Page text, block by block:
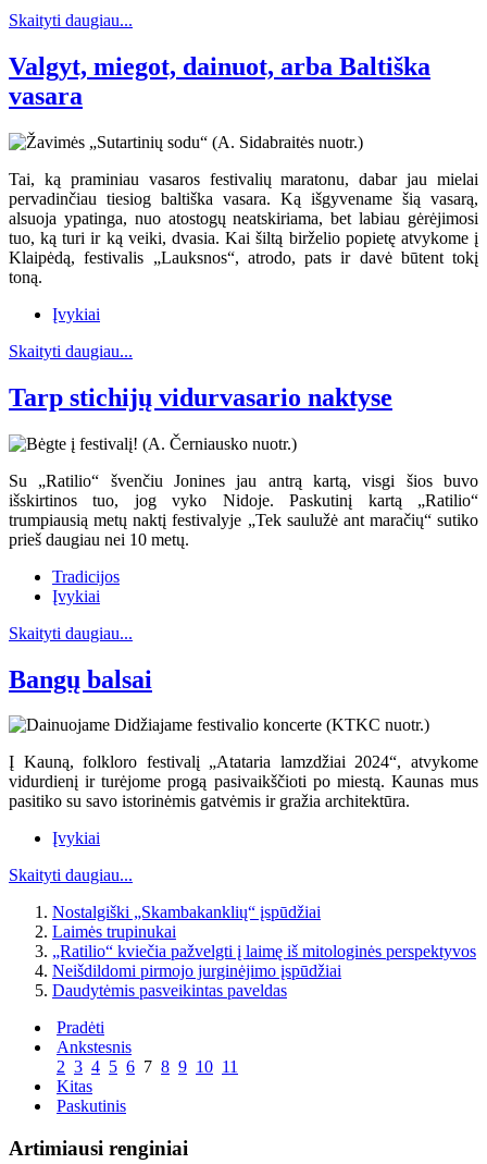
Skaityti daugiau...
Valgyt, miegot, dainuot, arba Baltiška
vasara
Tai, ką praminiau vasaros festivalių maratonu, dabar jau mielai
pervadinčiau tiesiog baltiška vasara. Ką išgyvename šią vasarą,
alsuoja ypatinga, nuo atostogų neatskiriama, bet labiau gėrėjimosi
tuo, ką turi ir ką veiki, dvasia. Kai šiltą birželio popietę atvykome į
Klaipėdą, festivalis „Lauksnos“, atrodo, pats ir davė būtent tokį
toną.
Įvykiai
Skaityti daugiau...
Tarp stichijų vidurvasario naktyse
Su „Ratilio“ švenčiu Jonines jau antrą kartą, visgi šios buvo
išskirtinos tuo, jog vyko Nidoje. Paskutinį kartą „Ratilio“
trumpiausią metų naktį festivalyje „Tek saulužė ant maračių“ sutiko
prieš daugiau nei 10 metų.
Tradicijos
Įvykiai
Skaityti daugiau...
Bangų balsai
Į Kauną, folkloro festivalį „Atataria lamzdžiai 2024“, atvykome
vidurdienį ir turėjome progą pasivaikščioti po miestą. Kaunas mus
pasitiko su savo istorinėmis gatvėmis ir gražia architektūra.
Įvykiai
Skaityti daugiau...
Nostalgiški „Skambakanklių“ įspūdžiai
Laimės trupinukai
„Ratilio“ kviečia pažvelgti į laimę iš mitologinės perspektyvos
Neišdildomi pirmojo jurginėjimo įspūdžiai
Daudytėmis pasveikintas paveldas
Pradėti
Ankstesnis
2 3 4 5 6 7 8 9 10 11
Kitas
Paskutinis
Artimiausi renginiai